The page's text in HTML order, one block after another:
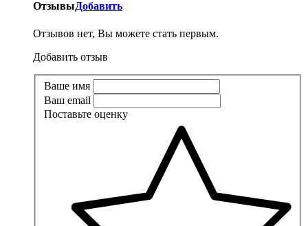
ОтзывыДобавить
Отзывов нет, Вы можете стать первым.
Добавить отзыв
Ваше имя
Ваш email
Поставьте оценку